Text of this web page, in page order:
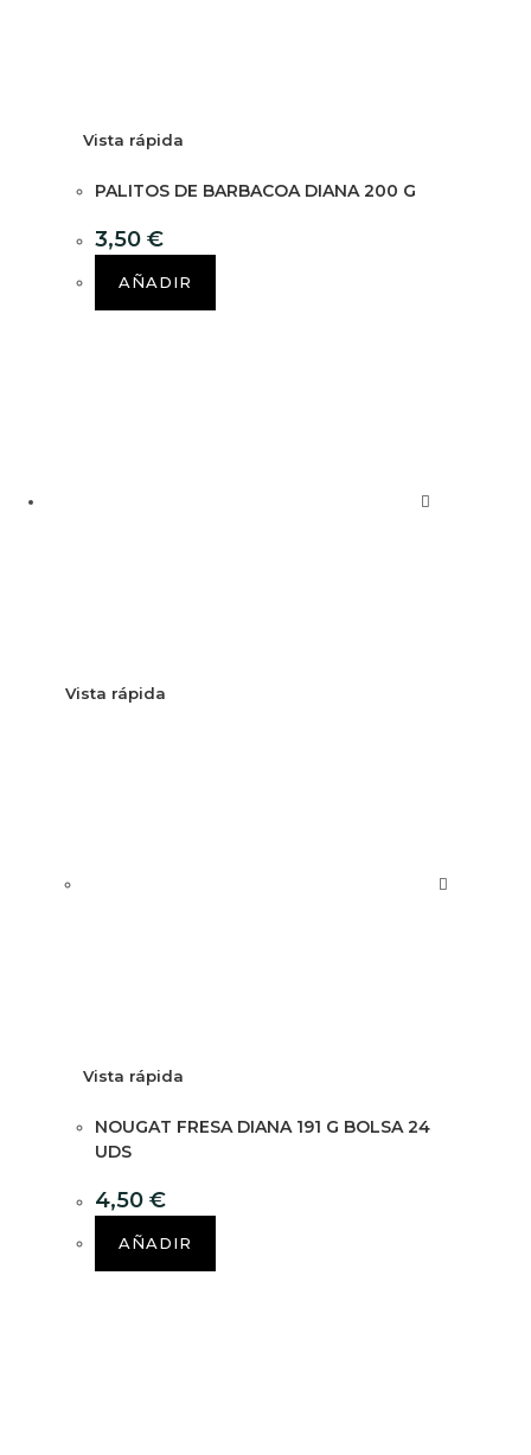
Vista rápida
PALITOS DE BARBACOA DIANA 200 G
3,50 €
AÑADIR
Vista rápida
Vista rápida
NOUGAT FRESA DIANA 191 G BOLSA 24
UDS
4,50 €
AÑADIR